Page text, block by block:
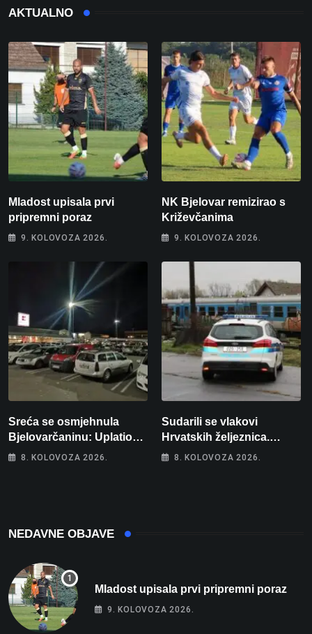
AKTUALNO
Mladost upisala prvi
pripremni poraz
9. KOLOVOZA 2026.
NK Bjelovar remizirao s
Križevčanima
9. KOLOVOZA 2026.
Sreća se osmjehnula
Bjelovarčaninu: Uplatio
samo 4 eura, a osvojio
8. KOLOVOZA 2026.
Sudarili se vlakovi
Hrvatskih željeznica.
Šestero osoba teško
8. KOLOVOZA 2026.
NEDAVNE OBJAVE
Mladost upisala prvi pripremni poraz
9. KOLOVOZA 2026.